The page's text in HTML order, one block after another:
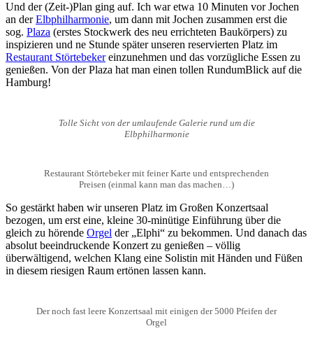
Und der (Zeit-)Plan ging auf. Ich war etwa 10 Minuten vor Jochen
an derElbphilharmonie, um dann mit Jochen zusammen erst die
sog. Plaza (erstes Stockwerk des neu errichteten Baukörpers) zu
inspizieren und ne Stunde später unseren reservierten Platz im
Restaurant Störtebekereinzunehmen und das vorzügliche Essen zu
genießen. Von der Plaza hat man einen tollen RundumBlick auf die
Hamburg!
Tolle Sicht von der umlaufende Galerie rund um die
Elbphilharmonie
Restaurant Störtebeker mit feiner Karte und entsprechenden
Preisen (einmal kann man das machen…)
So gestärkt haben wir unseren Platz im Großen Konzertsaal
bezogen, um erst eine, kleine 30-minütige Einführung über die
gleich zu hörende Orgel der „Elphi“ zu bekommen. Und danach das
absolut beeindruckende Konzert zu genießen – völlig
überwältigend, welchen Klang eine Solistin mit Händen und Füßen
in diesem riesigen Raum ertönen lassen kann.
Der noch fast leere Konzertsaal mit einigen der 5000 Pfeifen der
Orgel